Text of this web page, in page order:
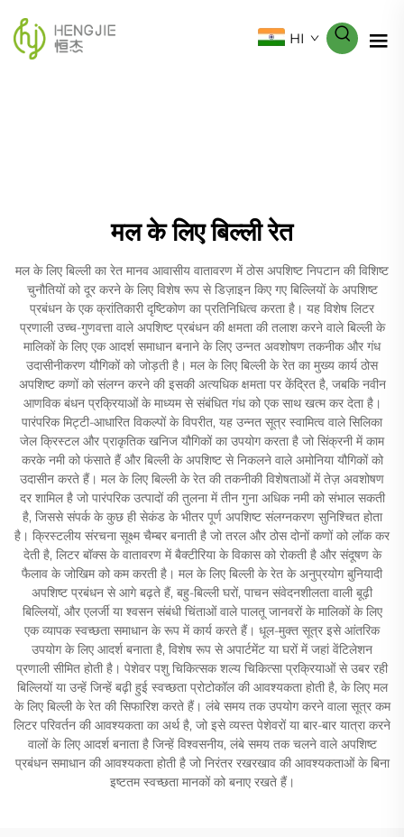
HI
मल के लिए बिल्ली रेत
मल के लिए बिल्ली का रेत मानव आवासीय वातावरण में ठोस अपशिष्ट निपटान की विशिष्ट
चुनौतियों को दूर करने के लिए विशेष रूप से डिज़ाइन किए गए बिल्लियों के अपशिष्ट
प्रबंधन के एक क्रांतिकारी दृष्टिकोण का प्रतिनिधित्व करता है। यह विशेष लिटर
प्रणाली उच्च-गुणवत्ता वाले अपशिष्ट प्रबंधन की क्षमता की तलाश करने वाले बिल्ली के
मालिकों के लिए एक आदर्श समाधान बनाने के लिए उन्नत अवशोषण तकनीक और गंध
उदासीनीकरण यौगिकों को जोड़ती है। मल के लिए बिल्ली के रेत का मुख्य कार्य ठोस
अपशिष्ट कणों को संलग्न करने की इसकी अत्यधिक क्षमता पर केंद्रित है, जबकि नवीन
आणविक बंधन प्रक्रियाओं के माध्यम से संबंधित गंध को एक साथ खत्म कर देता है।
पारंपरिक मिट्टी-आधारित विकल्पों के विपरीत, यह उन्नत सूत्र स्वामित्व वाले सिलिका
जेल क्रिस्टल और प्राकृतिक खनिज यौगिकों का उपयोग करता है जो सिंक्रनी में काम
करके नमी को फंसाते हैं और बिल्ली के अपशिष्ट से निकलने वाले अमोनिया यौगिकों को
उदासीन करते हैं। मल के लिए बिल्ली के रेत की तकनीकी विशेषताओं में तेज़ अवशोषण
दर शामिल है जो पारंपरिक उत्पादों की तुलना में तीन गुना अधिक नमी को संभाल सकती
है, जिससे संपर्क के कुछ ही सेकंड के भीतर पूर्ण अपशिष्ट संलग्नकरण सुनिश्चित होता
है। क्रिस्टलीय संरचना सूक्ष्म चैम्बर बनाती है जो तरल और ठोस दोनों कणों को लॉक कर
देती है, लिटर बॉक्स के वातावरण में बैक्टीरिया के विकास को रोकती है और संदूषण के
फैलाव के जोखिम को कम करती है। मल के लिए बिल्ली के रेत के अनुप्रयोग बुनियादी
अपशिष्ट प्रबंधन से आगे बढ़ते हैं, बहु-बिल्ली घरों, पाचन संवेदनशीलता वाली बूढ़ी
बिल्लियों, और एलर्जी या श्वसन संबंधी चिंताओं वाले पालतू जानवरों के मालिकों के लिए
एक व्यापक स्वच्छता समाधान के रूप में कार्य करते हैं। धूल-मुक्त सूत्र इसे आंतरिक
उपयोग के लिए आदर्श बनाता है, विशेष रूप से अपार्टमेंट या घरों में जहां वेंटिलेशन
प्रणाली सीमित होती है। पेशेवर पशु चिकित्सक शल्य चिकित्सा प्रक्रियाओं से उबर रही
बिल्लियों या उन्हें जिन्हें बढ़ी हुई स्वच्छता प्रोटोकॉल की आवश्यकता होती है, के लिए मल
के लिए बिल्ली के रेत की सिफारिश करते हैं। लंबे समय तक उपयोग करने वाला सूत्र कम
लिटर परिवर्तन की आवश्यकता का अर्थ है, जो इसे व्यस्त पेशेवरों या बार-बार यात्रा करने
वालों के लिए आदर्श बनाता है जिन्हें विश्वसनीय, लंबे समय तक चलने वाले अपशिष्ट
प्रबंधन समाधान की आवश्यकता होती है जो निरंतर रखरखाव की आवश्यकताओं के बिना
इष्टतम स्वच्छता मानकों को बनाए रखते हैं।